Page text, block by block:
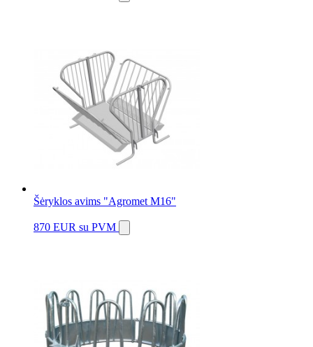
Šėryklos avims "Agromet M16"
870 EUR su PVM